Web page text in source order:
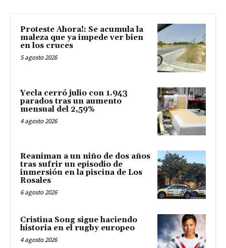
Proteste Ahora!: Se acumula la
maleza que ya impede ver bien
en los cruces
5 agosto 2026
Yecla cerró julio con 1.943
parados tras un aumento
mensual del 2,59%
4 agosto 2026
Reaniman a un niño de dos años
tras sufrir un episodio de
inmersión en la piscina de Los
Rosales
6 agosto 2026
Cristina Song sigue haciendo
historia en el rugby europeo
4 agosto 2026